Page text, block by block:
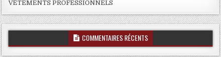
VÊTEMENTS PROFESSIONNELS
COMMENTAIRES RÉCENTS